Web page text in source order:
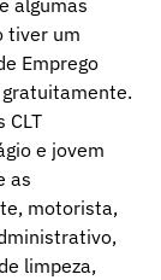
algumas
tiver um
Emprego
CLT
e jovem
as
motorista,
limpeza,